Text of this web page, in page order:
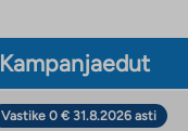
Kampanjaedut
Vastike 0 € 31.8.2026 asti